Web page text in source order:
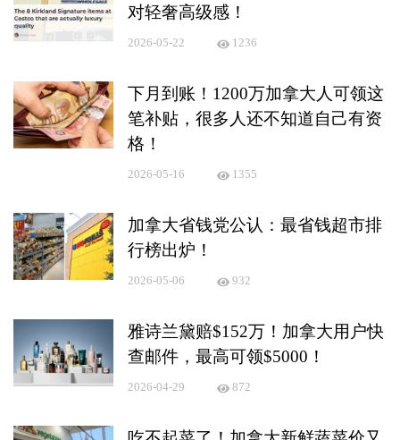
对轻奢高级感！
2026-05-22 1236
下月到账！1200万加拿大人可领这
笔补贴，很多人还不知道自己有资
格！
2026-05-16 1355
加拿大省钱党公认：最省钱超市排
行榜出炉！
2026-05-06 932
雅诗兰黛赔$152万！加拿大用户快
查邮件，最高可领$5000！
2026-04-29 872